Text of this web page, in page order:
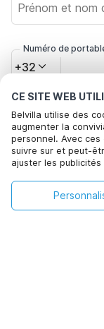
CE SITE WEB
Belvilla utilise des
augmenter la
personnel. Avec
suivre sur et peut-
ajuster les
Accepter, vous
être trouvées dans
Numéro de
+32
Cliquez ici pour
€232
+